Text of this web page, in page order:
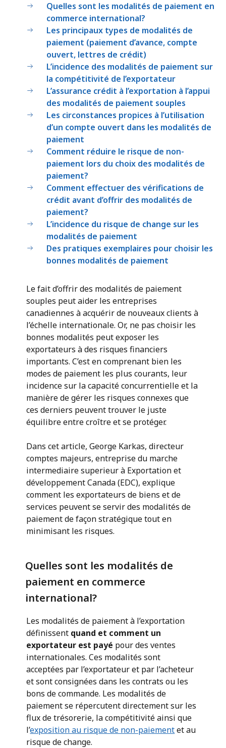
Quelles sont les modalités de paiement en
commerce international?
Les principaux types de modalités de
paiement (paiement d’avance, compte
ouvert, lettres de crédit)
L’incidence des modalités de paiement sur
la compétitivité de l’exportateur
L’assurance crédit à l’exportation à l’appui
des modalités de paiement souples
Les circonstances propices à l’utilisation
d’un compte ouvert dans les modalités de
paiement
Comment réduire le risque de non-
paiement lors du choix des modalités de
paiement?
Comment effectuer des vérifications de
crédit avant d’offrir des modalités de
paiement?
L’incidence du risque de change sur les
modalités de paiement
Des pratiques exemplaires pour choisir les
bonnes modalités de paiement
Le fait d’offrir des modalités de paiement
souples peut aider les entreprises
canadiennes à acquérir de nouveaux clients à
l’échelle internationale. Or, ne pas choisir les
bonnes modalités peut exposer les
exportateurs à des risques financiers
importants. C’est en comprenant bien les
modes de paiement les plus courants, leur
incidence sur la capacité concurrentielle et la
manière de gérer les risques connexes que
ces derniers peuvent trouver le juste
équilibre entre croître et se protéger.
Dans cet article, George Karkas, directeur
comptes majeurs, entreprise du marche
intermediaire superieur à Exportation et
développement Canada (EDC), explique
comment les exportateurs de biens et de
services peuvent se servir des modalités de
paiement de façon stratégique tout en
minimisant les risques.
Quelles sont les modalités de
paiement en commerce
international?
Les modalités de paiement à l’exportation
définissent quand et comment un
exportateur est payé pour des ventes
internationales. Ces modalités sont
acceptées par l’exportateur et par l’acheteur
et sont consignées dans les contrats ou les
bons de commande. Les modalités de
paiement se répercutent directement sur les
flux de trésorerie, la compétitivité ainsi que
l’exposition au risque de non-paiementet au
risque de change.